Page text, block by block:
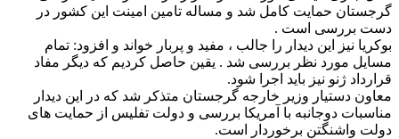
گرجستان حمایت کامل شد و مساله تامین امینت این کشور در
دست بررسی است .
بوکریا نیز این دیدار را جالب ، مفید و پربار خواند و افزود: تمام
مسایل مورد نظر بررسی شد . یقین حاصل کردیم که دیگر مفاد
قرارداد ژنو نیز باید اجرا شود.
معاون دستیار وزیر خارجه گرجستان متذکر شد که در این دیدار
مناسبات دوجانبه با آمریکا بررسی و دولت تفلیس از حمایت های
دولت واشنگتن برخوردار است.